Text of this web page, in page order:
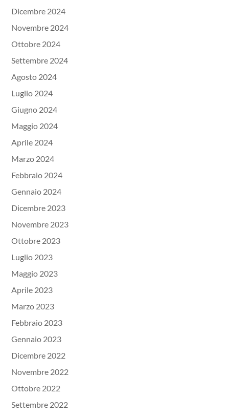
Dicembre 2024
Novembre 2024
Ottobre 2024
Settembre 2024
Agosto 2024
Luglio 2024
Giugno 2024
Maggio 2024
Aprile 2024
Marzo 2024
Febbraio 2024
Gennaio 2024
Dicembre 2023
Novembre 2023
Ottobre 2023
Luglio 2023
Maggio 2023
Aprile 2023
Marzo 2023
Febbraio 2023
Gennaio 2023
Dicembre 2022
Novembre 2022
Ottobre 2022
Settembre 2022